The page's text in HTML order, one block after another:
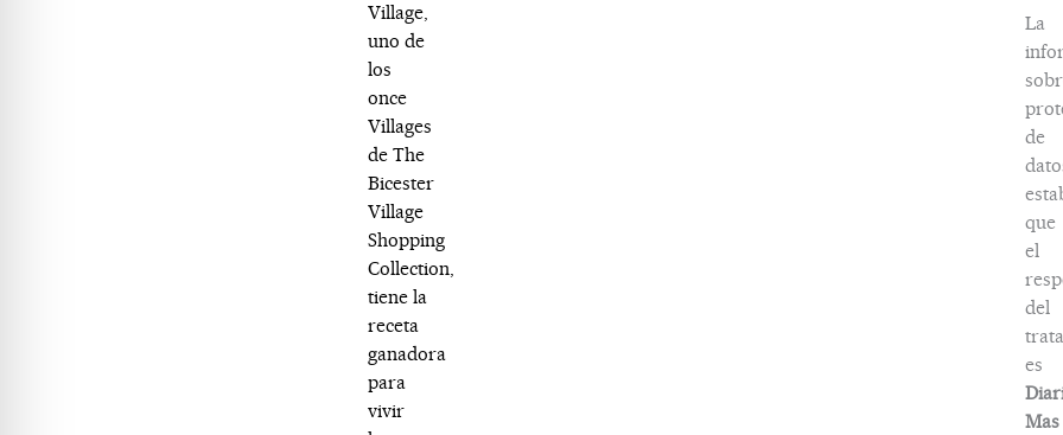
Village,
uno de
los
once
Villages
de The
Bicester
Village
Shopping
Collection,
tiene la
receta
ganadora
para
vivir
La
de
que
el
del
es
Mas